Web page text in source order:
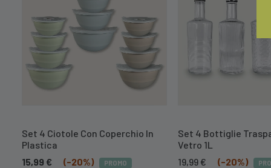
Set 4 Ciotole Con Coperchio In
Plastica
15,99 € (-20%) PROMO
Set 4 Bottiglie
Vetro 1L
Il19,99€ (-20%)